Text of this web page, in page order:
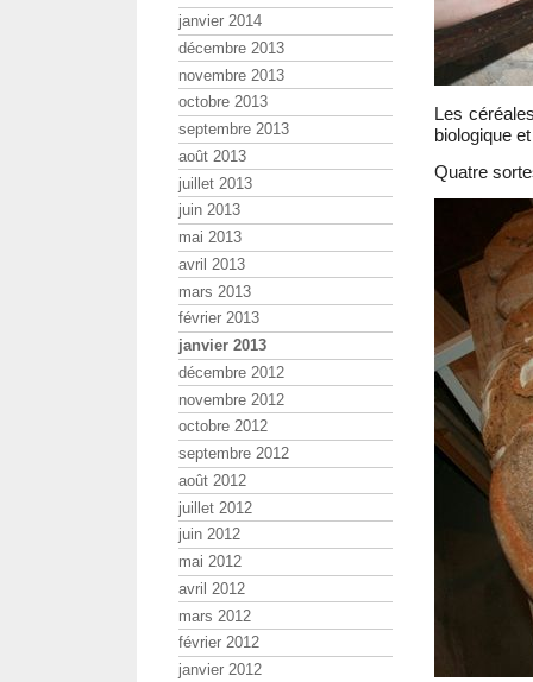
Les
biologique
Quatre
janvier 2014
décembre 2013
novembre 2013
octobre 2013
septembre 2013
août 2013
juillet 2013
juin 2013
mai 2013
avril 2013
mars 2013
février 2013
janvier 2013
décembre 2012
novembre 2012
octobre 2012
septembre 2012
août 2012
juillet 2012
juin 2012
mai 2012
avril 2012
mars 2012
février 2012
janvier 2012